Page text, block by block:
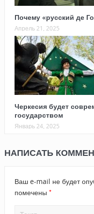
Почему «русский де
Апрель 21, 2025
Черкесия будет
государством
Январь 24, 2025
НАПИСАТЬ
Ваш e-mail не будет
помечены *